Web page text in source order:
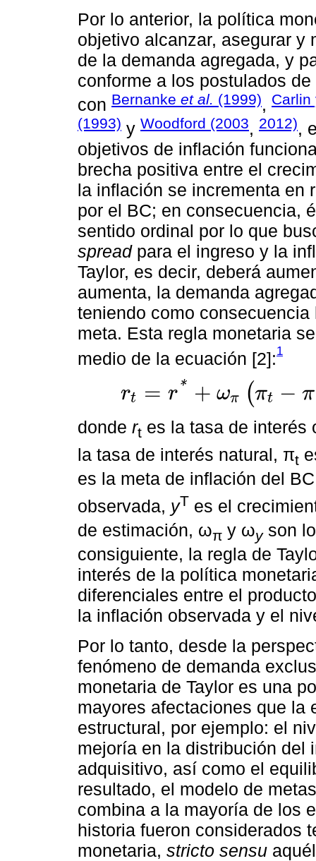
Por lo anterior, la política
objetivo alcanzar, asegurar y
de la demanda agregada, y
conforme a los postulados
con Bernanke et al. (1999), Carlin
(1993) y Woodford (2003, 2012),
objetivos de inflación
brecha positiva entre el
la inflación se incrementa en
por el BC; en consecuencia,
sentido ordinal por lo que
spreadpara el ingreso y la
Taylor, es decir, deberá
aumenta, la demanda
teniendo como
meta. Esta regla monetaria
medio de la ecuación [2]:1
rt = r* + ωπ (πt − π
rt=r* ωππ t-π ωyyt yT+εt
donde rt es la tasa de
la tasa de interés natural, πt
es la meta de inflación del
observada, yT es el
de estimación, ωπ y ωyson
consiguiente, la regla de
interés de la política
diferenciales entre el
la inflación observada y el
Por lo tanto, desde la
fenómeno de demanda
monetaria de Taylor es una
mayores afectaciones que la
estructural, por ejemplo: el
mejoría en la distribución del
adquisitivo, así como el
resultado, el modelo de
combina a la mayoría de los
historia fueron considerados
monetaria, stricto sensu